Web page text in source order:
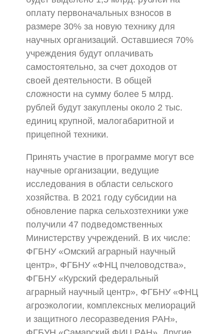
оплату первоначальных взносов в
размере 30% за новую технику для
научных организаций. Оставшиеся 70%
учреждения будут оплачивать
самостоятельно, за счет доходов от
своей деятельности. В общей
сложности на сумму более 5 млрд.
рублей будут закуплены около 2 тыс.
единиц крупной, малогабаритной и
прицепной техники.
Принять участие в программе могут все
научные организации, ведущие
исследования в области сельского
хозяйства. В 2021 году субсидии на
обновление парка сельхозтехники уже
получили 47 подведомственных
Министерству учреждений. В их числе:
ФГБНУ «Омский аграрный научный
центр», ФГБНУ «ФНЦ пчеловодства»,
ФГБНУ «Курский федеральный
аграрный научный центр», ФГБНУ «ФНЦ
агроэкологии, комплексных мелиораций
и защитного лесоразведения РАН»,